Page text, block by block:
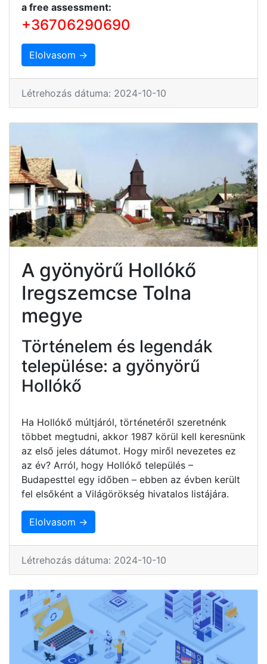
a free assessment:
+36706290690
Elolvasom →
Létrehozás dátuma: 2024-10-10
A gyönyörű Hollókő
Iregszemcse Tolna
megye
Történelem és legendák
települése: a gyönyörű
Hollókő
Ha Hollókő múltjáról, történetéről szeretnénk
többet megtudni, akkor 1987 körül kell keresnünk
az első jeles dátumot. Hogy miről nevezetes ez
az év? Arról, hogy Hollókő település –
Budapesttel egy időben – ebben az évben került
fel elsőként a Világörökség hivatalos listájára.
Elolvasom →
Létrehozás dátuma: 2024-10-10